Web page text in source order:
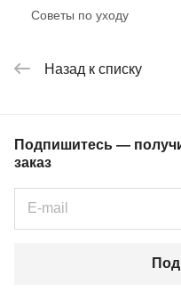
Советы по уходу
Назад к списку
Подпишитесь —
заказ